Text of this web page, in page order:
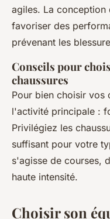
agiles. La conception
favoriser des
prévenant les
Conseils pour
chaussures
Pour bien choisir vos
l'activité principale :
Privilégiez les
suffisant pour votre
s'agisse de courses,
haute intensité.
Choisir son